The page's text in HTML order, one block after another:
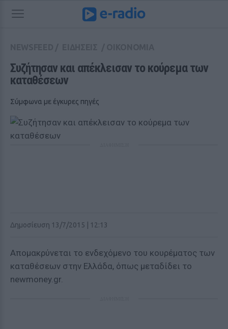
Συζήτησαν και απέκλεισαν το κούρεμα των
καταθέσεων
Σύμφωνα με έγκυρες πηγές
Δημοσίευση 13/7/2015 | 12:13
Απομακρύνεται το ενδεχόμενο του κουρέματος των
καταθέσεων στην Ελλάδα, όπως μεταδίδει το
newmoney.gr.